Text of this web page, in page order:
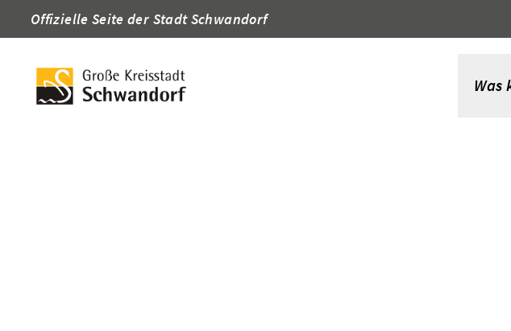
Offizielle Seite der Stadt Schwandorf